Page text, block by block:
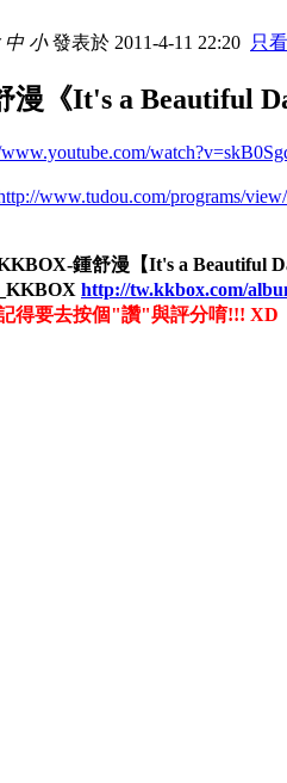
中 小發表於 2011-4-11 22:20 只
漫《It's a Beautiful
www.tudou.com/programs/
鍾舒漫【It's a Beautiful
http://tw.kkbox.com/
得要去按個"讚"與評分唷!!! XD